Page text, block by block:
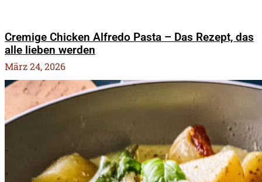
Cremige Chicken Alfredo Pasta – Das Rezept, das
alle lieben werden
März 24, 2026